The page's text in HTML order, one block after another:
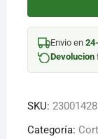
INOX
194753000
cantidadEnvio en
Devolucion
SKU: 23001428
Categoría: